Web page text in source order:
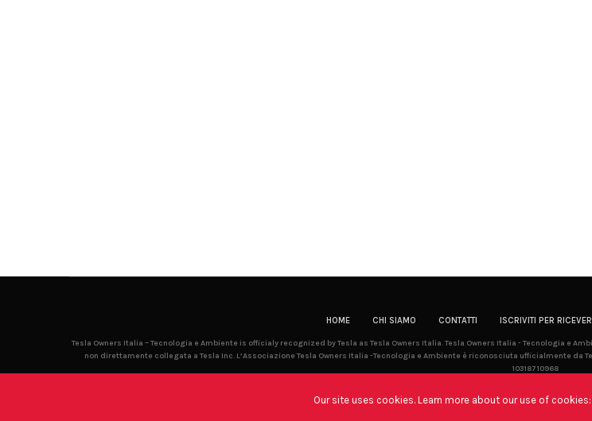
HOME CHI SIAMO CONTATTI ISCRIVITI PER
Tesla Owners Italia – Tecnologia e Ambiente is officialy recognized by Tesla as Tesla Owners Italia. Tesla Owners Italia - Tecnologia e
non direttamente collegata a Tesla Inc. L’Associazione Tesla Owners Italia -Tecnologia e Ambiente è riconosciuta ufficialmente da
10318710968
Our site uses cookies. Learn more about our use of